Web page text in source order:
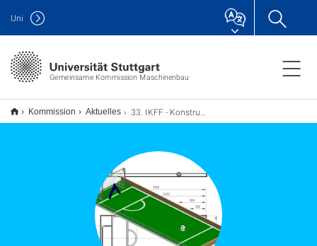
Gemeinsame Kommission Maschinenbau
Uni
Kommission Aktuelles 33. IKFF - Konstruktionswettbewerb